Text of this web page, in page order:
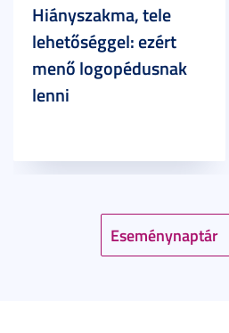
Eseménynaptár
Hiányszakma, tele
lehetőséggel: ezért
menő logopédusnak
lenni